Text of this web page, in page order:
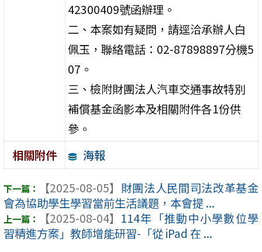
42300409號函辦理。
二、本案如有疑問，請逕洽承辦人白
佩玉，聯絡電話：02-87898897分機5
07。
三、檢附財團法人汽車交通事故特別
補償基金函影本及相關附件各1份供
參。
相關附件
海報
【2025-08-05】 財團法人民間司法改革基金
會為協助學生學習當前生活議題，本會提 ...
【2025-08-04】 114年「推動中小學數位學
習精進方案」教師增能研習-「從 iPad 在 ...